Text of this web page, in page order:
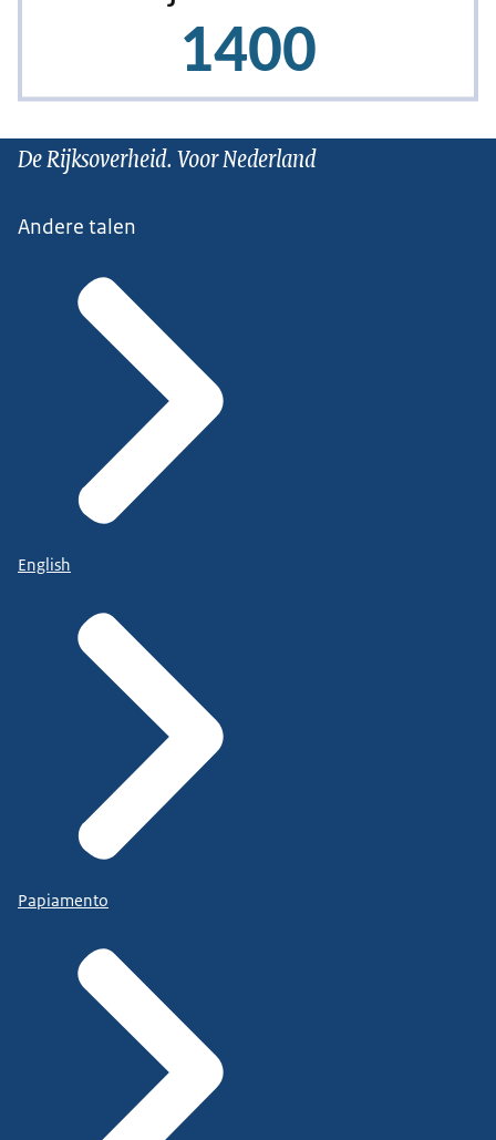
De Rijksoverheid. Voor Nederland
Andere talen
English
Papiamento